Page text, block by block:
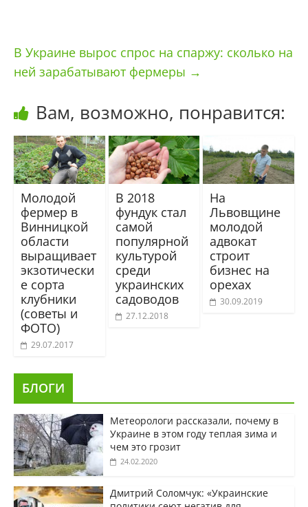
В Украине вырос спрос на спаржу: сколько на
ней зарабатывают фермеры →
Вам, возможно, понравится:
Молодой
фермер в
Винницкой
области
выращивает
экзотически
е сорта
клубники
(советы и
ФОТО)
29.07.2017
В 2018
фундук стал
самой
популярной
культурой
среди
украинских
садоводов
27.12.2018
На
Львовщине
молодой
адвокат
строит
бизнес на
орехах
30.09.2019
БЛОГИ
Метеорологи рассказали, почему в
Украине в этом году теплая зима и
чем это грозит
24.02.2020
Дмитрий Соломчук: «Украинские